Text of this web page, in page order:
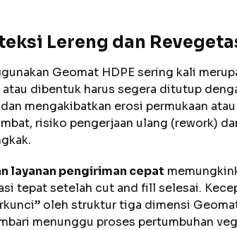
Lereng dan
Geomat HDPE sering kali
dibentuk harus segera ditutup
mengakibatkan erosi permukaan atau
risiko pengerjaan ulang (rework)
layanan pengiriman cepat
tepat setelah cut and fill selesai.
oleh struktur tiga dimensi
menunggu proses pertumbuhan